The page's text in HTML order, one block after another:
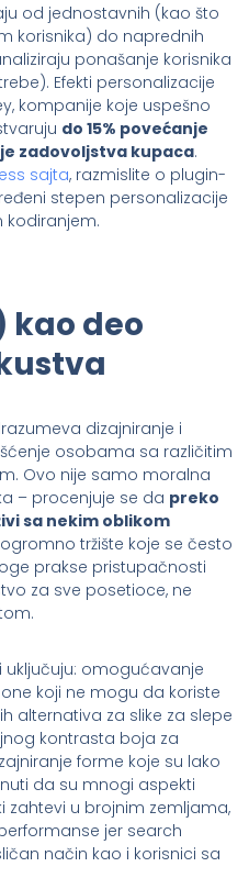
od jednostavnih (kao što
korisnika) do naprednih
ponašanje korisnika
Efekti personalizacije
kompanije koje uspešno
do 15% povećanje
zadovoljstva kupaca.
sajta, razmislite o plugin-
stepen personalizacije
kodiranjem.
kao deo
dizajniranje i
osobama sa različitim
Ovo nije samo moralna
– procenjuje se da preko
sa nekim oblikom
tržište koje se često
prakse pristupačnosti
za sve posetioce, ne
uključuju: omogućavanje
koji ne mogu da koriste
alternativa za slike za slepe
kontrasta boja za
forme koje su lako
da su mnogi aspekti
u brojnim zemljama,
jer search
način kao i korisnici sa